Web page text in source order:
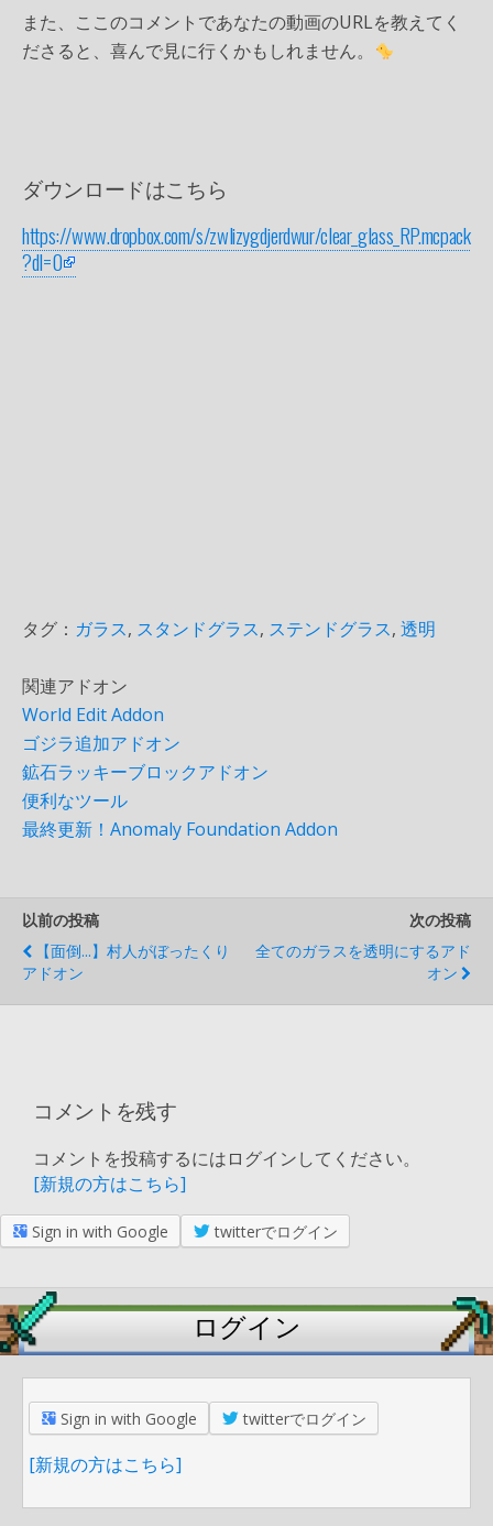
また、ここのコメントであなたの動画のURLを教えてく
ださると、喜んで見に行くかもしれません。
ダウンロードはこちら
https://www.dropbox.com/s/zwlizygdjerdwur/clear_glass_RP.mcpack
?dl=0
タグ： ガラス, スタンドグラス, ステンドグラス, 透明
関連アドオン
World Edit Addon
ゴジラ追加アドオン
鉱石ラッキーブロックアドオン
便利なツール
最終更新！Anomaly Foundation Addon
以前の投稿
【面倒...】村人がぼったくり
アドオン
次の投稿
全てのガラスを透明にするアド
オン
コメントを残す
コメントを投稿するにはログインしてください。
[新規の方はこちら]
Sign in with Google twitterでログイン
ログイン
Sign in with Google twitterでログイン
[新規の方はこちら]